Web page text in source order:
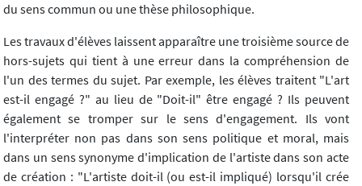
du sens commun ou une thèse philosophique.
Les travaux d'élèves laissent apparaître une troisième source de
hors-sujets qui tient à une erreur dans la compréhension de
l'un des termes du sujet. Par exemple, les élèves traitent "L'art
est-il engagé ?" au lieu de "Doit-il" être engagé ? Ils peuvent
également se tromper sur le sens d'engagement. Ils vont
l'interpréter non pas dans son sens politique et moral, mais
dans un sens synonyme d'implication de l'artiste dans son acte
de création : "L'artiste doit-il (ou est-il impliqué) lorsqu'il crée